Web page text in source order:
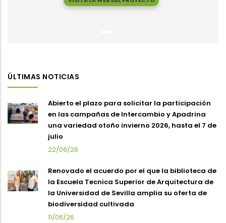
ÚLTIMAS NOTICIAS
Abierto el plazo para solicitar la participación
en las campañas de Intercambio y Apadrina
una variedad otoño invierno 2026, hasta el 7 de
julio
22/06/26
Renovado el acuerdo por el que la biblioteca de
la Escuela Tecnica Superior de Arquitectura de
la Universidad de Sevilla amplia su oferta de
biodiversidad cultivada
11/06/26